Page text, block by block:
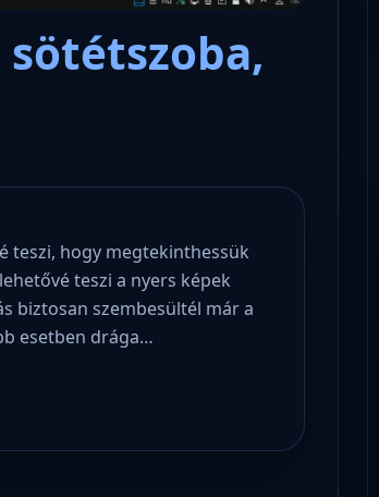
teszi, hogy megtekinthessük
teszi a nyers képek
biztosan szembesültél már a
esetben drága…